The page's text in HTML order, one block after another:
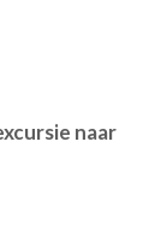
naar